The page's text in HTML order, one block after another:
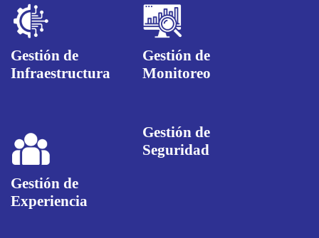
Gestión de
Infraestructura
Gestión de
Monitoreo
Gestión de
Experiencia
Gestión de
Seguridad